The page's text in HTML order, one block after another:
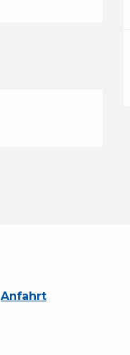
Anfahrt